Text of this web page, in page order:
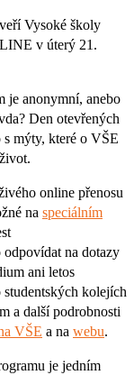
Vysoké školy
v úterý 21.
je anonymní, anebo
Den otevřených
mýty, které o VŠE
online přenosu
na speciálním
na dotazy
ani letos
kolejích
a další podrobnosti
VŠE a na webu.
je jedním